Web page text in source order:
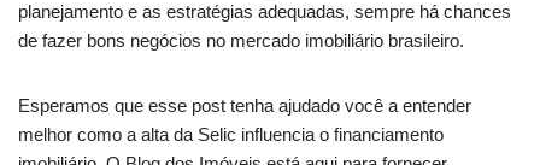
planejamento e as estratégias adequadas, sempre há chances
de fazer bons negócios no mercado imobiliário brasileiro.
Esperamos que esse post tenha ajudado você a entender
melhor como a alta da Selic influencia o financiamento